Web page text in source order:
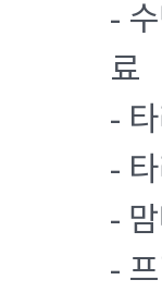
-
료
-
-
-
-